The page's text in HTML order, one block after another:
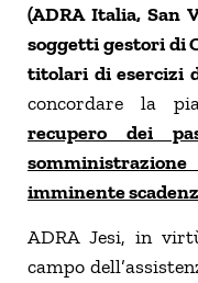
(ADRA Italia, San
soggetti gestori di
titolari di esercizi
concordare la
recupero dei
imminente
ADRA Jesi, in
campo